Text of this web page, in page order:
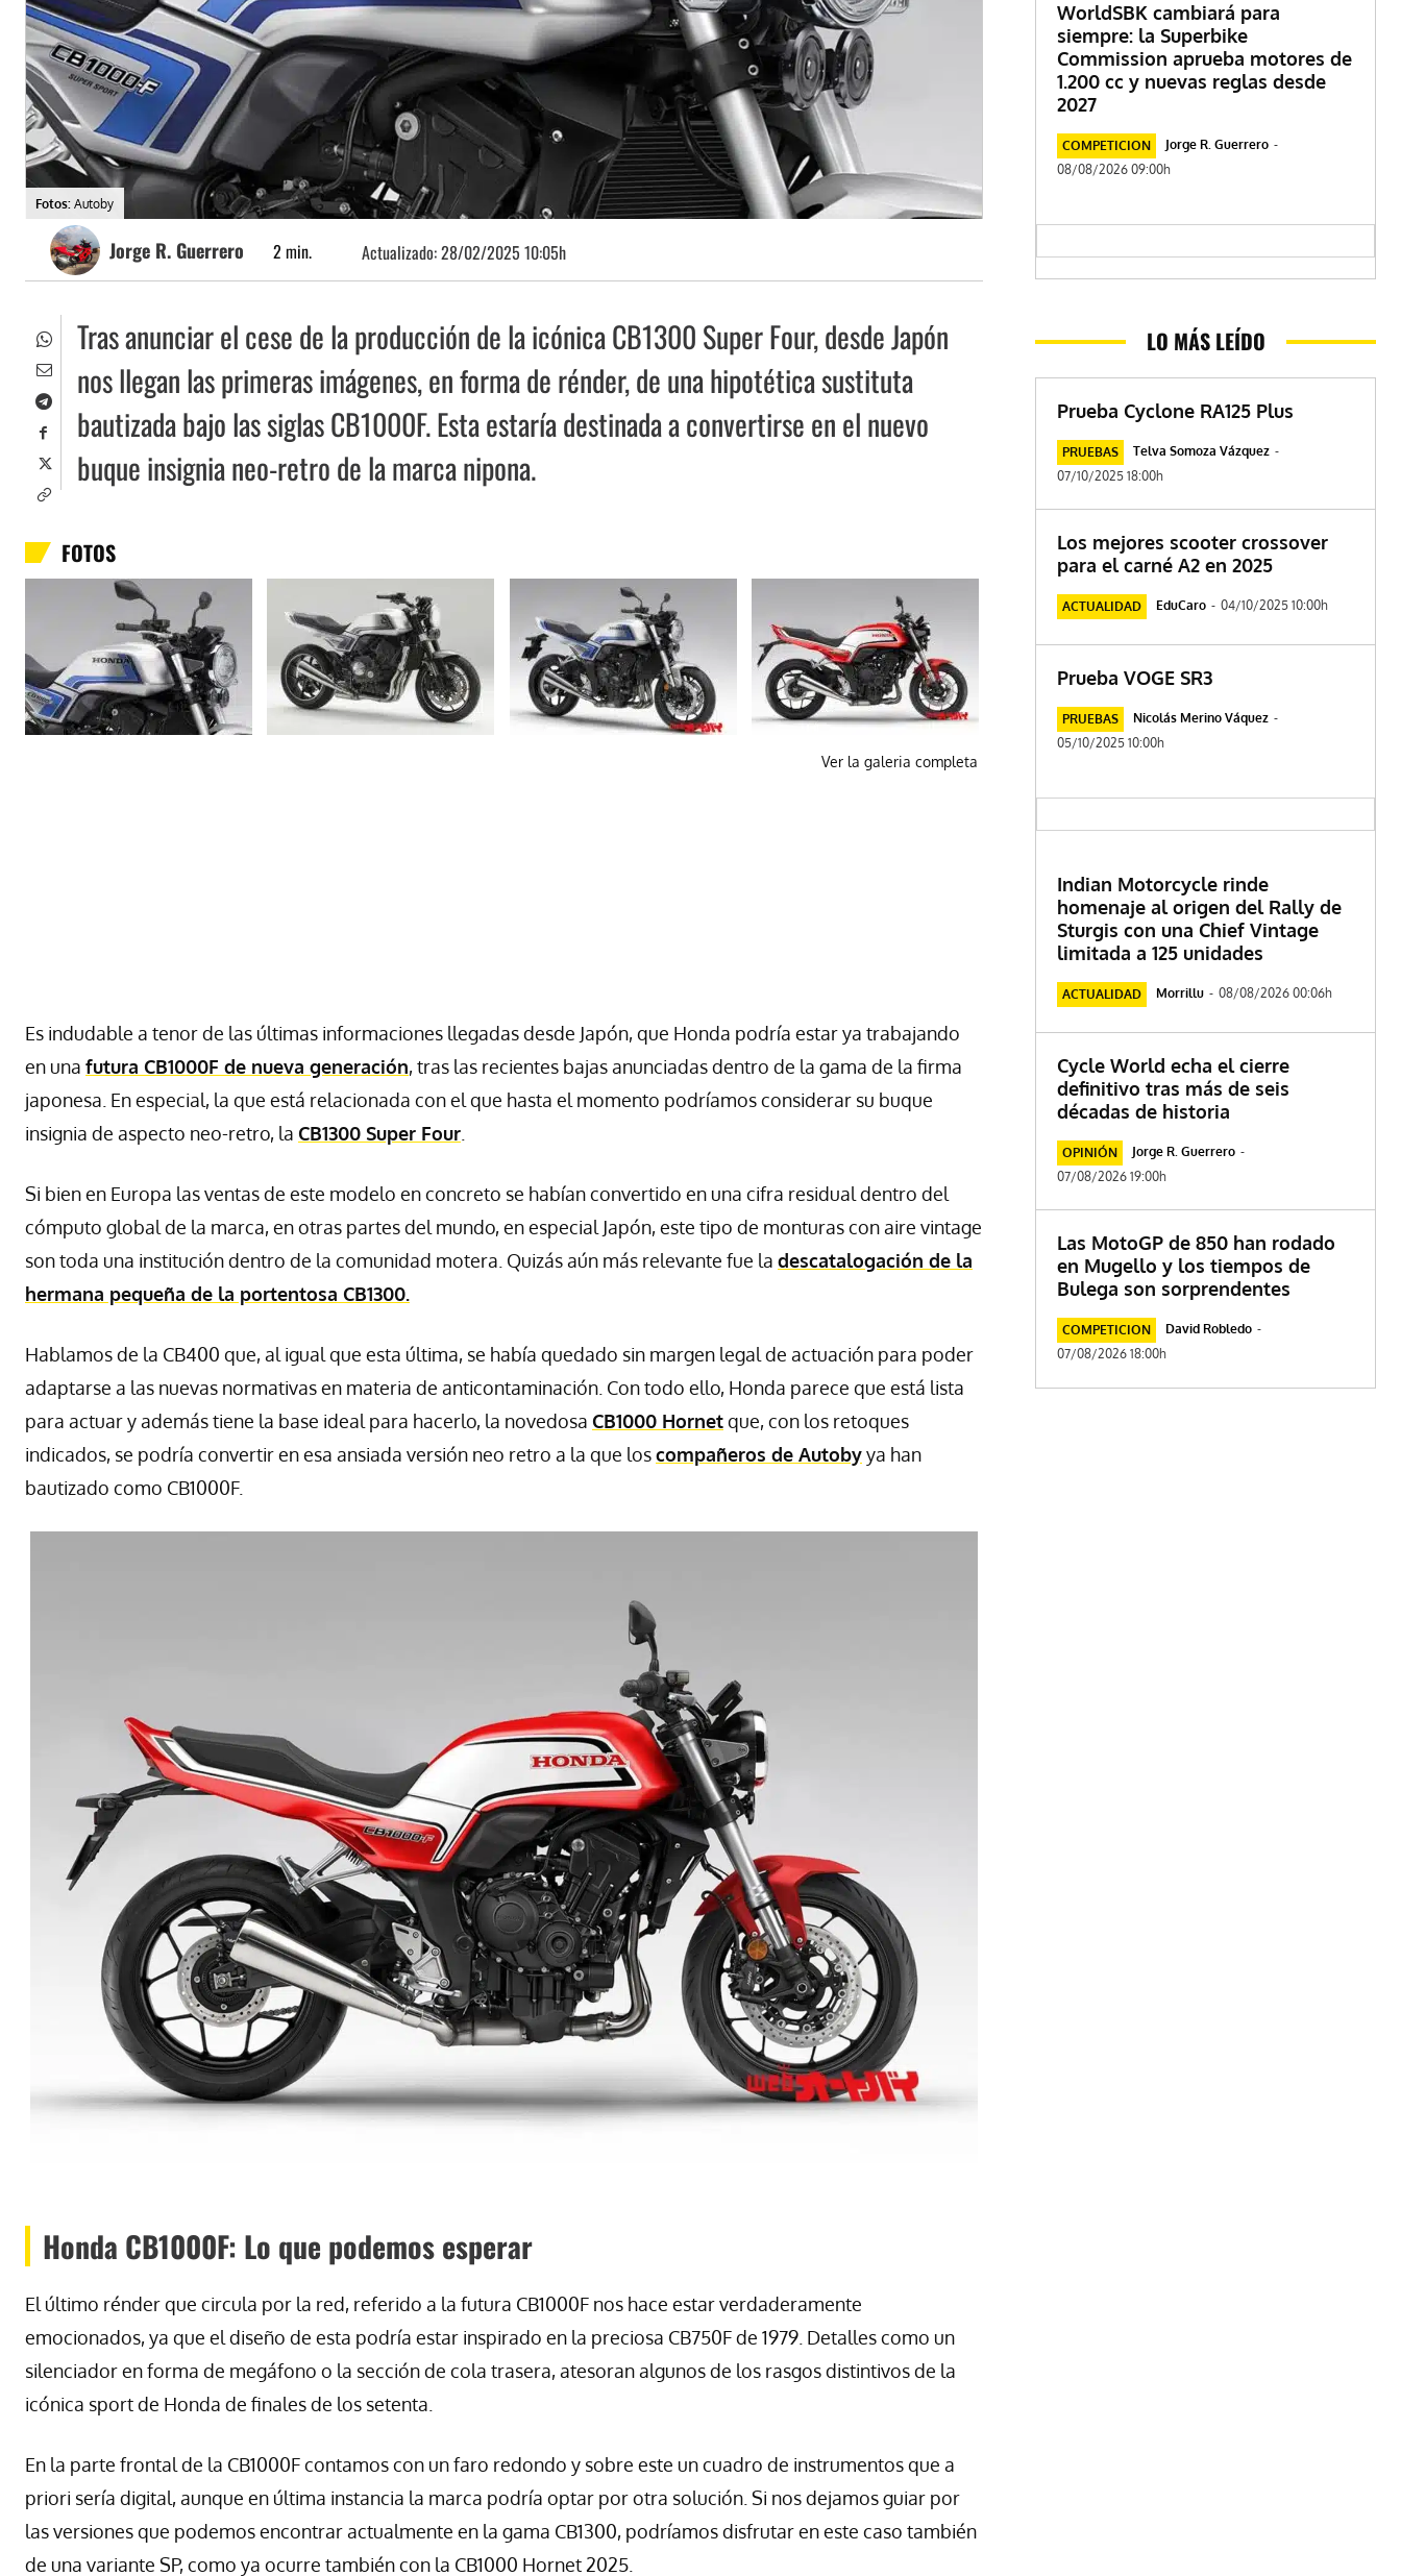
Fotos: Autoby
Jorge R. Guerrero 2 min. Actualizado:28/02/2025 10:05h
Tras anunciar el cese de la producción de la icónica CB1300 Super Four, desde Japón
nos llegan las primeras imágenes, en forma de rénder, de una hipotética sustituta
bautizada bajo las siglas CB1000F. Esta estaría destinada a convertirse en el nuevo
buque insignia neo-retro de la marca nipona.
FOTOS
Ver la galeria completa
Es indudable a tenor de las últimas informaciones llegadas desde Japón, que Honda podría estar ya trabajando
en una futura CB1000F de nueva generación, tras las recientes bajas anunciadas dentro de la gama de la firma
japonesa. En especial, la que está relacionada con el que hasta el momento podríamos considerar su buque
insignia de aspecto neo-retro, la CB1300 Super Four
Si bien en Europa las ventas de este modelo en concreto se habían convertido en una cifra residual dentro del
cómputo global de la marca, en otras partes del mundo, en especial Japón, este tipo de monturas con aire vintage
son toda una institución dentro de la comunidad motera. Quizás aún más relevante fue la descatalogación de la
hermana pequeña de la portentosa CB1300.
Hablamos de la CB400 que, al igual que esta última, se había quedado sin margen legal de actuación para poder
adaptarse a las nuevas normativas en materia de anticontaminación. Con todo ello, Honda parece que está lista
para actuar y además tiene la base ideal para hacerlo, la novedosa CB1000 Hornetque, con los retoques
indicados, se podría convertir en esa ansiada versión neo retro a la que loscompañeros de Autobyya han
bautizado como CB1000F.
Honda CB1000F: Lo que podemos esperar
El último rénder que circula por la red, referido a la futura CB1000F nos hace estar verdaderamente
emocionados, ya que el diseño de esta podría estar inspirado en la preciosa CB750F de 1979. Detalles como un
silenciador en forma de megáfono o la sección de cola trasera, atesoran algunos de los rasgos distintivos de la
icónica sport de Honda de finales de los setenta.
En la parte frontal de la CB1000F contamos con un faro redondo y sobre este un cuadro de instrumentos que a
priori sería digital, aunque en última instancia la marca podría optar por otra solución. Si nos dejamos guiar por
las versiones que podemos encontrar actualmente en la gama CB1300, podríamos disfrutar en este caso también
de una variante SP, como ya ocurre también con la CB1000 Hornet 2025.
WorldSBK cambiará para
siempre: la Superbike
Commission aprueba motores de
1.200 cc y nuevas reglas desde
2027
COMPETICION Jorge R. Guerrero -
08/08/2026 09:00h
LO MÁS LEÍDO
Prueba Cyclone RA125 Plus
PRUEBAS Telva Somoza Vázquez -
07/10/2025 18:00h
Los mejores scooter crossover
para el carné A2 en 2025
ACTUALIDAD EduCaro - 04/10/2025 10:00h
Prueba VOGE SR3
PRUEBAS Nicolás Merino Váquez -
05/10/2025 10:00h
Indian Motorcycle rinde
homenaje al origen del Rally de
Sturgis con una Chief Vintage
limitada a 125 unidades
ACTUALIDAD Morrillu - 08/08/2026 00:06h
Cycle World echa el cierre
definitivo tras más de seis
décadas de historia
OPINIÓN Jorge R. Guerrero -
07/08/2026 19:00h
Las MotoGP de 850 han rodado
en Mugello y los tiempos de
Bulega son sorprendentes
COMPETICION David Robledo -
07/08/2026 18:00h